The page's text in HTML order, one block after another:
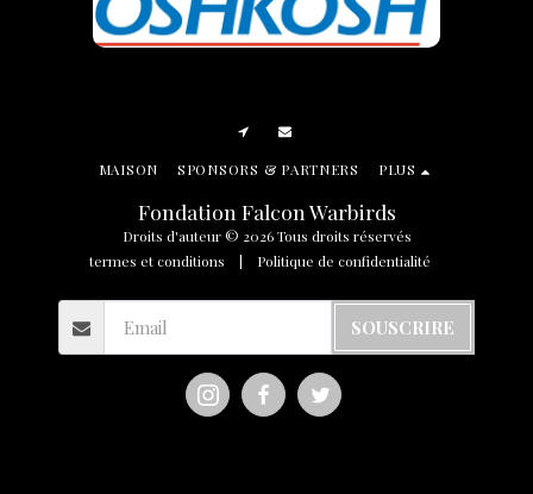
Fondation Falcon Warbirds
Droits d'auteur © 2026 Tous droits réservés
termes et conditions | Politique de confidentialité
MAISON SPONSORS & PARTNERS PLUS
SOUSCRIRE